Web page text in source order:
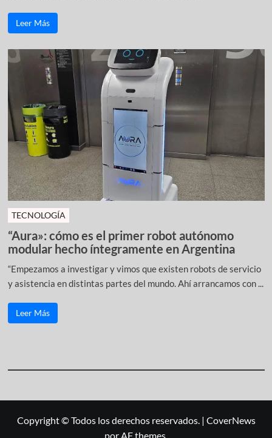
Leer Más
TECNOLOGÍA
“Aura»: cómo es el primer robot autónomo
modular hecho íntegramente en Argentina
“Empezamos a investigar y vimos que existen robots de servicio
y asistencia en distintas partes del mundo. Ahí arrancamos con ...
Leer Más
Copyright © Todos los derechos reservados. | CoverNews
por AF themes.